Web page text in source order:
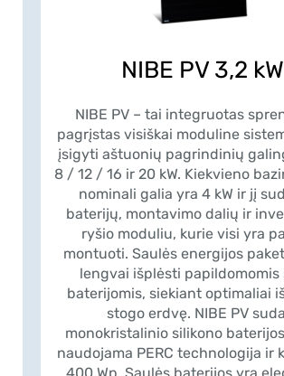
NIBE PV 3,2 kW
NIBE PV – tai integruotas
pagrįstas visiškai moduline
įsigyti aštuonių pagrindinių
8 / 12 / 16 ir 20 kW. Kiekvieno
nominali galia yra 4 kW ir jį
baterijų, montavimo dalių ir
ryšio moduliu, kurie visi yra
montuoti. Saulės energijos
lengvai išplėsti papildomomis
baterijomis, siekiant optimaliai
stogo erdvę. NIBE PV
monokristalinio silikono
naudojama PERC technologija ir